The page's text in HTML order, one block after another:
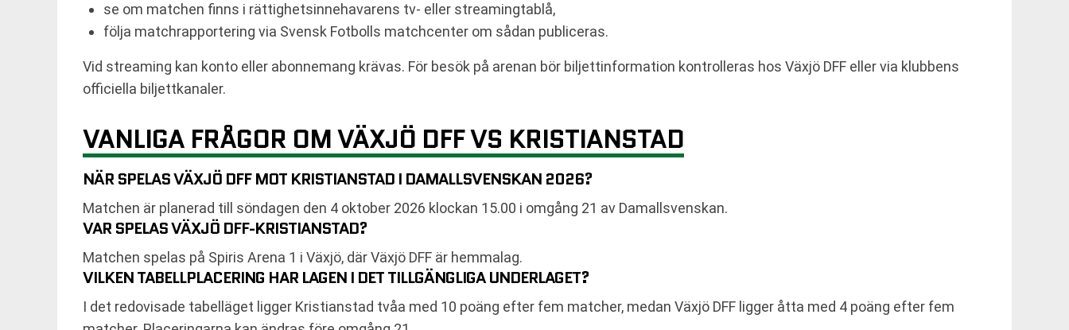
se om matchen finns i rättighetsinnehavarens tv- eller streamingtablå,
följa matchrapportering via Svensk Fotbolls matchcenter om sådan publiceras.
Vid streaming kan konto eller abonnemang krävas. För besök på arenan bör biljettinformation kontrolleras hos Växjö DFF eller via klubbens
officiella biljettkanaler.
VANLIGA FRÅGOR OM VÄXJÖ DFF VS KRISTIANSTAD
NÄR SPELAS VÄXJÖ DFF MOT KRISTIANSTAD I DAMALLSVENSKAN 2026?
Matchen är planerad till söndagen den 4 oktober 2026 klockan 15.00 i omgång 21 av Damallsvenskan.
VAR SPELAS VÄXJÖ DFF-KRISTIANSTAD?
Matchen spelas på Spiris Arena 1 i Växjö, där Växjö DFF är hemmalag.
VILKEN TABELLPLACERING HAR LAGEN I DET TILLGÄNGLIGA UNDERLAGET?
I det redovisade tabelläget ligger Kristianstad tvåa med 10 poäng efter fem matcher, medan Växjö DFF ligger åtta med 4 poäng efter fem